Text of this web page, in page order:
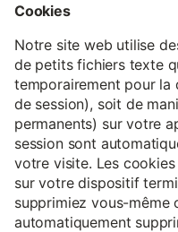
Cookies
Notre site web utilise
de petits fichiers texte
temporairement pour la
de session), soit de
permanents) sur votre
session sont
votre visite. Les
sur votre dispositif
supprimiez vous-même
automatiquement